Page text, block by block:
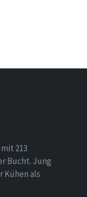
213
Bucht. Jung
Kühen als